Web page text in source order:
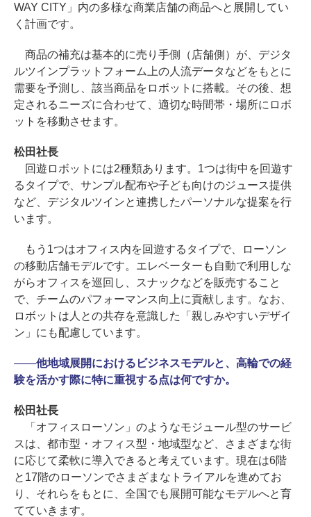
WAY CITY」内の多様な商業店舗の商品へと展開してい
く計画です。
商品の補充は基本的に売り手側（店舗側）が、デジタ
ルツインプラットフォーム上の人流データなどをもとに
需要を予測し、該当商品をロボットに搭載。その後、想
定されるニーズに合わせて、適切な時間帯・場所にロボ
ットを移動させます。
松田社長
回遊ロボットには2種類あります。1つは街中を回遊す
るタイプで、サンプル配布や子ども向けのジュース提供
など、デジタルツインと連携したパーソナルな提案を行
います。
もう1つはオフィス内を回遊するタイプで、ローソン
の移動店舗モデルです。エレベーターも自動で利用しな
がらオフィスを巡回し、スナックなどを販売すること
で、チームのパフォーマンス向上に貢献します。なお、
ロボットは人との共存を意識した「親しみやすいデザイ
ン」にも配慮しています。
――他地域展開におけるビジネスモデルと、高輪での経
験を活かす際に特に重視する点は何ですか。
松田社長
「オフィスローソン」のようなモジュール型のサービ
スは、都市型・オフィス型・地域型など、さまざまな街
に応じて柔軟に導入できると考えています。現在は6階
と17階のローソンでさまざまなトライアルを進めてお
り、それらをもとに、全国でも展開可能なモデルへと育
てていきます。